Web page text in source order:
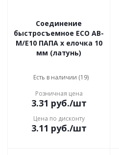
Соединение
быстросъемное ECO AB-
M/E10 ПАПА х елочка 10
мм (латунь)
Есть в наличии (19)
Розничная цена
3.31 руб./шт
Цена по дисконту
3.11 руб./шт